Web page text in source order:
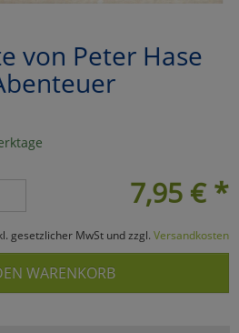
von Peter Hase
7,95 € *
gesetzlicher MwSt und zzgl. Versandkosten
WARENKORB
Akzeptieren
zurückzu Haupptseite